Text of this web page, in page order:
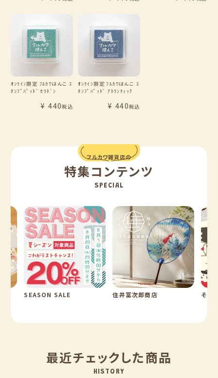
ｵﾝﾗｲﾝ限定 ﾌﾙｶﾜはんこ ｽ
ﾀﾝﾌﾟﾊﾟｯﾄﾞ ｾﾗﾄﾞﾝ
¥ 440税込
ｵﾝﾗｲﾝ限定 ﾌﾙｶﾜはんこ ｽ
ﾀﾝﾌﾟﾊﾟｯﾄﾞ ｱﾄﾗﾝﾃｨｯｸ
¥ 440税込
フルカワ雑貨店の
特集コンテンツ
SPECIAL
SEASON SALE 住井冨次郎商店 そえ
最近チェックした商品
HISTORY